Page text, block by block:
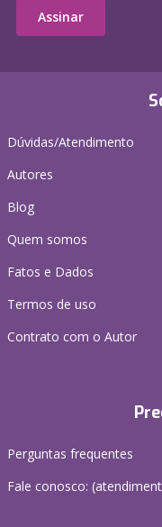
Dúvidas/Atendimento
Autores
Blog
Quem somos
Fatos e Dados
Termos de uso
Contrato com o Autor
Perguntas frequentes
Fale conosco: (
Assinar